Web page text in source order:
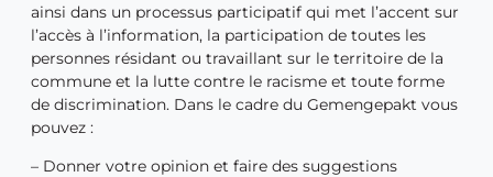
ainsi dans un processus participatif qui met l’accent sur
l’accès à l’information, la participation de toutes les
personnes résidant ou travaillant sur le territoire de la
commune et la lutte contre le racisme et toute forme
de discrimination. Dans le cadre du Gemengepakt vous
pouvez :
– Donner votre opinion et faire des suggestions